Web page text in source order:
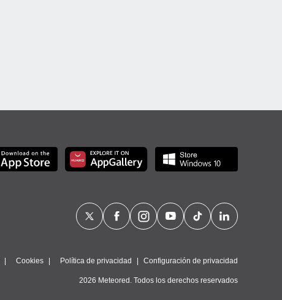
Cookies Política de privacidad Configuración de privacidad
2026 Meteored. Todos los derechos reservados